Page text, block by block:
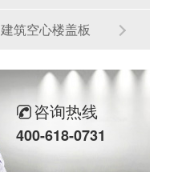
建筑空心楼盖板
咨询热线
400-618-0731